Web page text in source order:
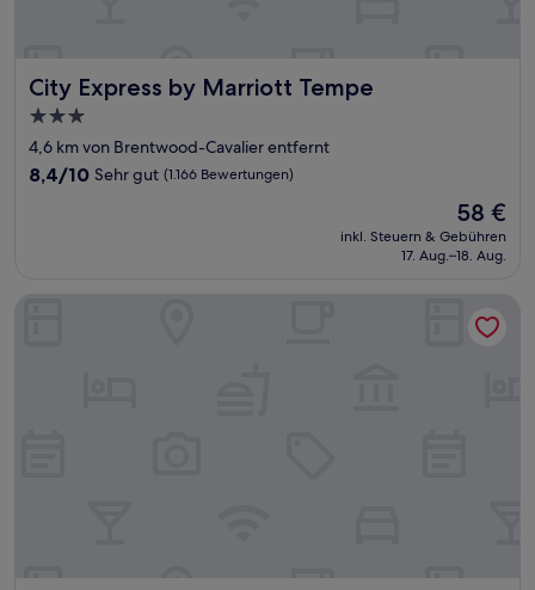
City Express by Marriott Tempe
City Express by Marriott Tempe
3.0-
Sterne-
Unterkunft
4,6 km von Brentwood-Cavalier entfernt
8.4
Bewertungen)
8,4/10 Sehr gut (1.166 Bewertungen)
Der
Preis
beträgt
58 €
inkl. Steuern & Gebühren
17. Aug.–18. Aug.
Vīb Hotel by Best Western Phoenix - Tempe